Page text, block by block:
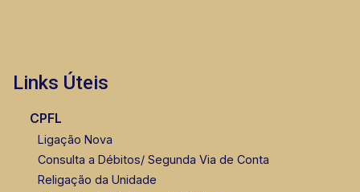
Links Úteis
CPFL
Ligação Nova
Consulta a Débitos/ Segunda Via de Conta
Religação da Unidade